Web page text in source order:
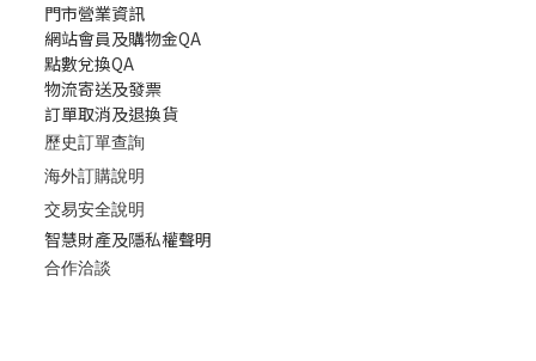
門市營業資訊
網站會員及購物金QA
點數兌換QA
物流寄送及發票
訂單取消及退換貨
歷史訂單查詢
海外訂購說明
交易安全說明
智慧財產及隱私權聲明
合作洽談